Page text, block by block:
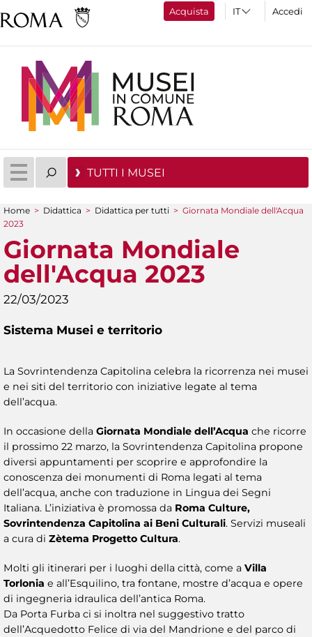
Acquista Accedi
TUTTI I MUSEI
Tu sei qui
Home > Didattica > Didattica per tutti > Giornata Mondiale dell'Acqua
2023
Giornata Mondiale
dell'Acqua 2023
22/03/2023
Sistema Musei e territorio
La Sovrintendenza Capitolina celebra la ricorrenza nei musei
e nei siti del territorio con iniziative legate al tema
dell’acqua.
In occasione della Giornata Mondiale dell’Acqua che ricorre
il prossimo 22 marzo, la Sovrintendenza Capitolina propone
diversi appuntamenti per scoprire e approfondire la
conoscenza dei monumenti di Roma legati al tema
dell’acqua, anche con traduzione in Lingua dei Segni
Italiana. L’iniziativa è promossa da Roma Culture,
Sovrintendenza Capitolina ai Beni Culturali. Servizi museali
a cura di Zètema Progetto Cultura.
Molti gli itinerari per i luoghi della città, come a Villa
Torlonia e all’Esquilino, tra fontane, mostre d’acqua e opere
di ingegneria idraulica dell’antica Roma.
Da Porta Furba ci si inoltra nel suggestivo tratto
dell’Acquedotto Felice di via del Mandrione e del parco di